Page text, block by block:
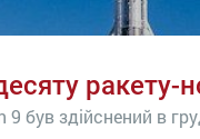
ракету-
був здійснений в